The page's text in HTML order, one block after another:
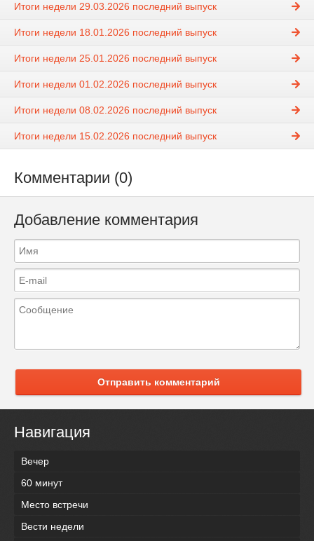
Итоги недели 29.03.2026 последний выпуск
Итоги недели 18.01.2026 последний выпуск
Итоги недели 25.01.2026 последний выпуск
Итоги недели 01.02.2026 последний выпуск
Итоги недели 08.02.2026 последний выпуск
Итоги недели 15.02.2026 последний выпуск
Комментарии (0)
Добавление комментария
Отправить комментарий
Навигация
Вечер
60 минут
Место встречи
Вести недели